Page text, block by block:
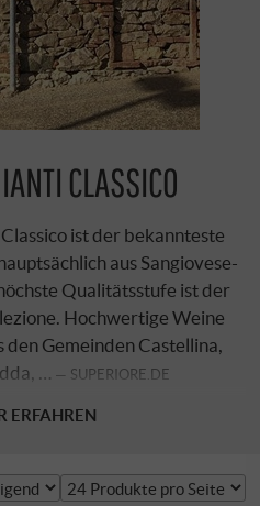
CLASSICO
ist der bekannteste
aus Sangiovese-
Qualitätsstufe ist der
Hochwertige Weine
den Gemeinden Castellina,
…
SUPERIORE.DE
ERFAHREN